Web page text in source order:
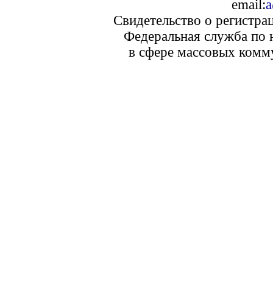
email:
Свидетельство о
Федеральная служба по
в сфере массовых